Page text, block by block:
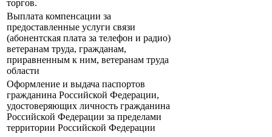
торгов.
Выплата компенсации за
предоставленные услуги связи
(абонентская плата за телефон и радио)
ветеранам труда, гражданам,
приравненным к ним, ветеранам труда
области
Оформление и выдача паспортов
гражданина Российской Федерации,
удостоверяющих личность гражданина
Российской Федерации за пределами
территории Российской Федерации